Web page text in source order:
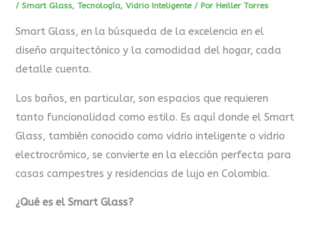
/Smart Glass,Tecnología,Vidrio Inteligente/ Por Heiller Torres
Smart Glass, en la búsqueda de la excelencia en el
diseño arquitectónico y la comodidad del hogar, cada
detalle cuenta.
Los baños, en particular, son espacios que requieren
tanto funcionalidad como estilo. Es aquí donde el Smart
Glass, también conocido como vidrio inteligente o vidrio
electrocrómico, se convierte en la elección perfecta para
casas campestres y residencias de lujo en Colombia.
¿Qué es el Smart Glass?